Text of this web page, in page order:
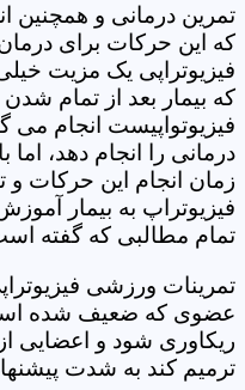
تمرین درمانی و
که این حرکات برای
فیزیوتراپی یک مزیت
که بیمار بعد از تمام
فیزیوتواپیست انجام می
درمانی را انجام دهد،
زمان انجام این حرکات و
فیزیوتراپ به بیمار
تمام مطالبی که گفته
تمرینات ورزشی
عضوی که ضعیف شده
ریکاوری شود و اعضایی
ترمیم کند به شدت